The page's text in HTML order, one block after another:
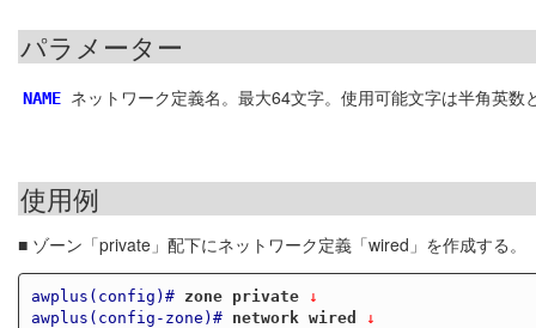
パラメーター
NAME ネットワーク定義名。最大64文字。使用可能文字は半角英
使用例
■ ゾーン「private」配下にネットワーク定義「wired」を作成する。
awplus(config)# zone private ↓
awplus(config-zone)#
network wired ↓